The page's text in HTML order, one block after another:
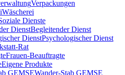
Verpackungen
Wäscherei
Dienste
DienstBegleitender Dienst
DienstPsychologischer Dienst
Rat
Frauen-Beauftragte
Eigene Produkte
GEMSEWander-Stab GEMSE